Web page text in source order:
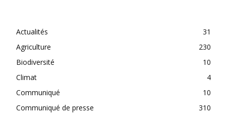
Actualités
31
Agriculture
230
Biodiversité
10
Climat
4
Communiqué
10
Communiqué de presse
310